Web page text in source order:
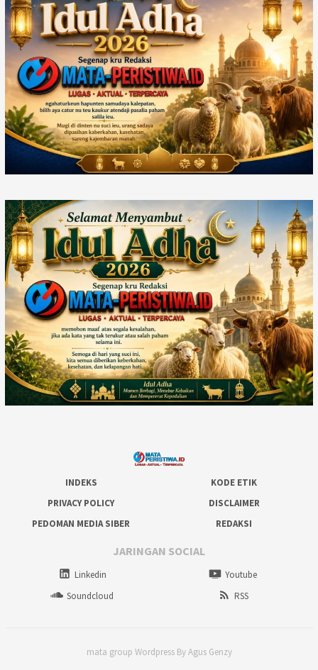
INDEKS
KODE ETIK
PRIVACY POLICY
DISCLAIMER
PEDOMAN MEDIA SIBER
REDAKSI
JARINGAN SOCIAL
Linkedin
Youtube
Soundcloud
RSS
mata group Wordpress By Agus Genzy